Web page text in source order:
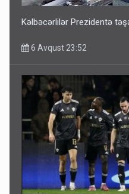
Kəlbəcərlilər Prezidentə
6 Avqust 23:52